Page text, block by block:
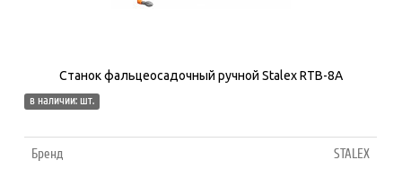
Станок фальцеосадочный ручной Stalex RTB-8A
в наличии: шт.
Бренд STALEX